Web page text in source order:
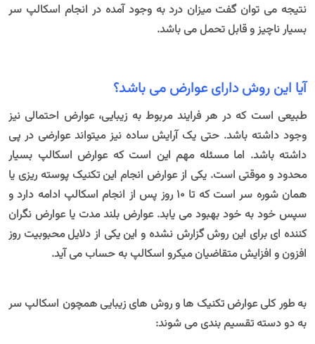
نتیجه می توان گفت میزان درد به وجود آمده در انجام اسکالپ سر
بسیار ناچیز و قابل تحمل می باشد.
آیا این روش دارای عوارض می باشد؟
طبیعی است که در هر فرایند مربوط به زیبایی، عوارض احتمالی نیز
وجود داشته باشد. حتی یک آرایش ساده نیز میتواند عوارضی در پی
داشته باشد. اما مسئله مهم این است که عوارض اسکالپ بسیار
محدود و موقتی است. یکی از عوارض انجام این تکنیک پوسته ریزی یا
همان شوره سر است که تا 10 روز پس از انجام اسکالپ ادامه دارد و
سپس خود به خود بهبود می یابد. عوارض بلند مدت یا عوارض نگران
کننده ای برای این روش گزارش نشده و این یکی از دلایل محبوبیت روز
افزون و افزایش متقاضیان میکرو اسکالپ به حساب می آید.
به طور کلی عوارض تکنیک ها و روش های زیبایی همچون اسکالپ سر
به دو دسته تقسیم بندی می شوند: